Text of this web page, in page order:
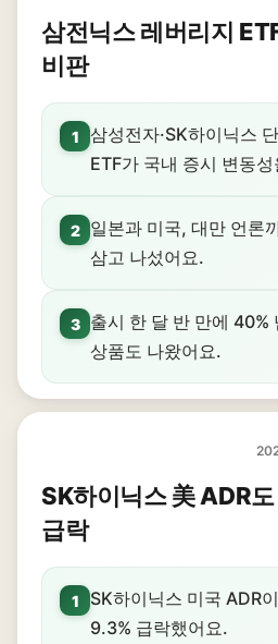
삼전닉스 레버리지
비판
1
삼성전자·SK하이닉스
ETF가 국내 증시 변동
2
일본과 미국, 대만 언론
삼고 나섰어요.
3
출시 한 달 반 만에 40%
상품도 나왔어요.
SK하이닉스 美 ADR
급락
1
SK하이닉스 미국 ADR
9.3% 급락했어요.